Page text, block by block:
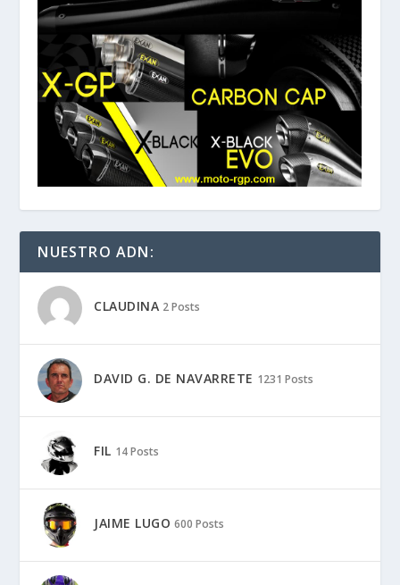
NUESTRO ADN:
CLAUDINA 2 Posts
DAVID G. DE NAVARRETE 1231 Posts
FIL 14 Posts
JAIME LUGO 600 Posts